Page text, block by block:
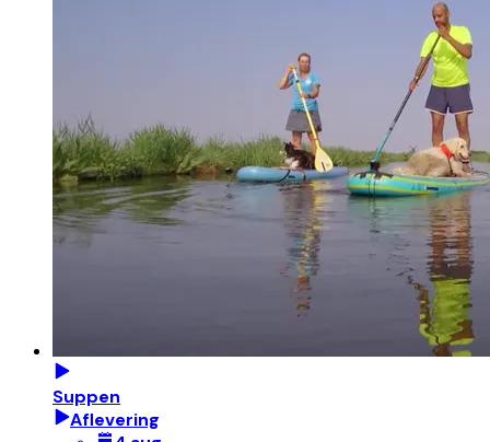
Suppen
Aflevering